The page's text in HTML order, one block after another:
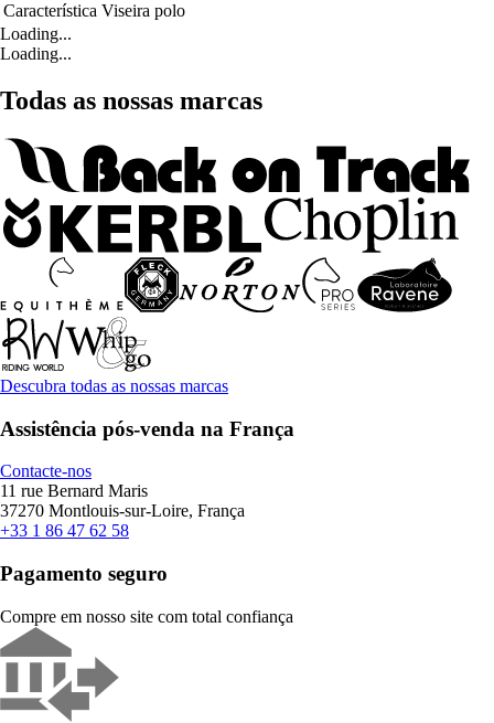
Característica Viseira polo
Loading...
Loading...
Todas as nossas marcas
Descubra todas as nossas marcas
Assistência pós-venda na França
Contacte-nos
11 rue Bernard Maris
37270 Montlouis-sur-Loire, França
+33 1 86 47 62 58
Pagamento seguro
Compre em nosso site com total confiança